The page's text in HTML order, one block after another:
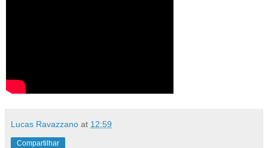
Lucas Ravazzano at 12:59
Compartilhar